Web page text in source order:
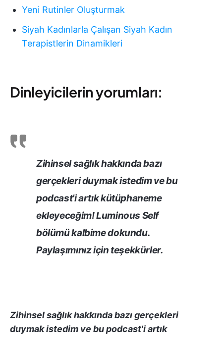
Yeni Rutinler Oluşturmak
Siyah Kadınlarla Çalışan Siyah Kadın
Terapistlerin Dinamikleri
Dinleyicilerin yorumları:
Zihinsel sağlık hakkında bazı
gerçekleri duymak istedim ve bu
podcast'i artık kütüphaneme
ekleyeceğim! Luminous Self
bölümü kalbime dokundu.
Paylaşımınız için teşekkürler.
Zihinsel sağlık hakkında bazı gerçekleri
duymak istedim ve bu podcast'i artık